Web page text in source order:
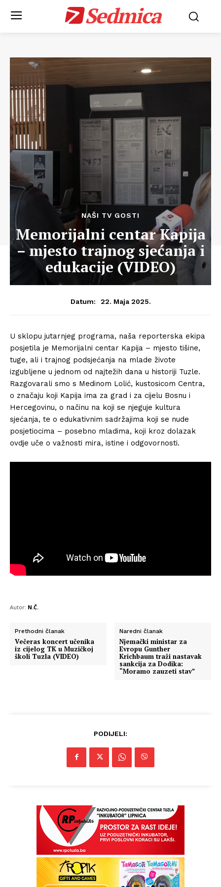
Sedmica
NAŠI TV GOSTI
Memorijalni centar Kapija
– mjesto trajnog sjećanja i
edukacije (VIDEO)
Datum: 22. Maja 2025.
U sklopu jutarnjeg programa, naša reporterska ekipa
posjetila je Memorijalni centar Kapija – mjesto tišine,
tuge, ali i trajnog podsjećanja na mlade živote
izgubljene u jednom od najtežih dana u historiji Tuzle.
Razgovarali smo s Medinom Lolić, kustosicom Centra,
o značaju koji Kapija ima za grad i za cijelu Bosnu i
Hercegovinu, o načinu na koji se njeguje kultura
sjećanja, te o edukativnim sadržajima koji se nude
posjetiocima – posebno mladima, koji kroz dolazak
ovdje uče o važnosti mira, istine i odgovornosti.
Autor: N.Č.
Prethodni članak
Večeras koncert učenika
iz cijelog TK u Muzičkoj
školi Tuzla (VIDEO)
Naredni članak
Njemački ministar za
Evropu Gunther
Krichbaum traži nastavak
sankcija za Dodika:
“Moramo zauzeti stav”
PODIJELI: